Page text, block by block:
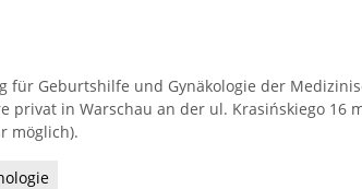
für Geburtshilfe und Gynäkologie der
privat in Warschau an der ul. Krasińskiego 16
möglich).